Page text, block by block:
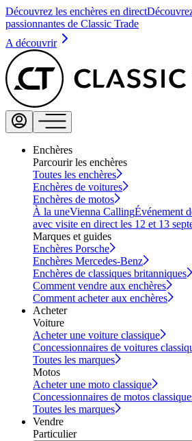
Découvrez les enchères en direct
passionnantes de Classic Trade
A découvrir
Enchères
Parcourir les enchères
Toutes les enchères
Enchères de voitures
Enchères de motos
À la uneVienna CallingÉvénement
avec visite en direct les 12 et 13
Marques et guides
Enchères Porsche
Enchères Mercedes-Benz
Enchères de classiques britanniques
Comment vendre aux enchères
Comment acheter aux enchères
Acheter
Voiture
Acheter une voiture classique
Concessionnaires de voitures
Toutes les marques
Motos
Acheter une moto classique
Concessionnaires de motos
Toutes les marques
Vendre
Particulier